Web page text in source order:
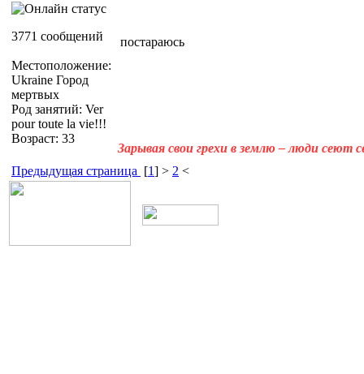
3771 сообщений
Местоположение:
Ukraine Город
мертвых
Род занятий: Ver
pour toute la vie!!!
Возраст: 33
постараюсь
Зарывая свои грехи в землю – люди сеют
Предыдущая страница [1] > 2 <